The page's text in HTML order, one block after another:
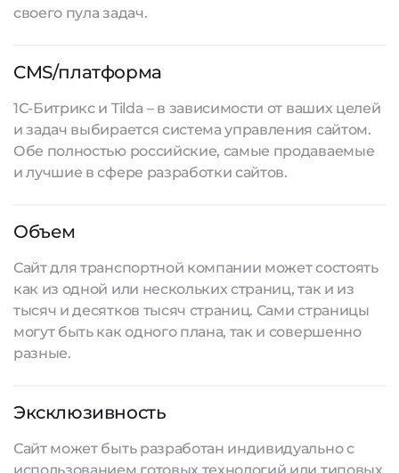
своего пула задач.
CMS/платформа
1С-Битрикс и Tilda – в зависимости от ваших целей
и задач выбирается система управления сайтом.
Обе полностью российские, самые продаваемые
и лучшие в сфере разработки сайтов.
Объем
Сайт для транспортной компании может состоять
как из одной или нескольких страниц, так и из
тысяч и десятков тысяч страниц. Сами страницы
могут быть как одного плана, так и совершенно
разные.
Эксклюзивность
Сайт может быть разработан индивидуально с